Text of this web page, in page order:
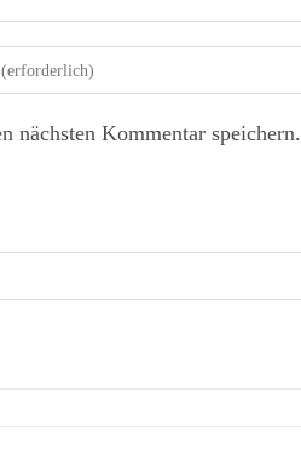
nächsten Kommentar speichern.